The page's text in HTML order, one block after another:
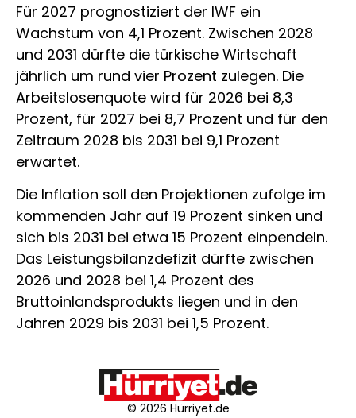
Für 2027 prognostiziert der IWF ein
Wachstum von 4,1 Prozent. Zwischen 2028
und 2031 dürfte die türkische Wirtschaft
jährlich um rund vier Prozent zulegen. Die
Arbeitslosenquote wird für 2026 bei 8,3
Prozent, für 2027 bei 8,7 Prozent und für den
Zeitraum 2028 bis 2031 bei 9,1 Prozent
erwartet.
Die Inflation soll den Projektionen zufolge im
kommenden Jahr auf 19 Prozent sinken und
sich bis 2031 bei etwa 15 Prozent einpendeln.
Das Leistungsbilanzdefizit dürfte zwischen
2026 und 2028 bei 1,4 Prozent des
Bruttoinlandsprodukts liegen und in den
Jahren 2029 bis 2031 bei 1,5 Prozent.
© 2026 Hürriyet.de